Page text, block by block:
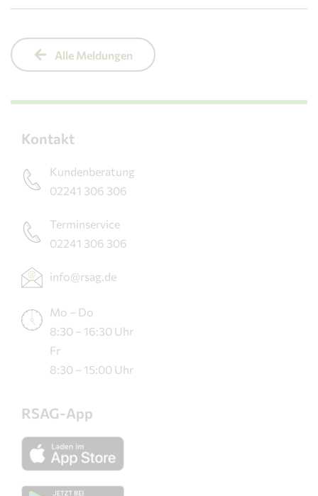
Alle Meldungen
Kontakt
Kundenberatung
02241 306 306
Terminservice
02241 306 306
info@rsag.de
Mo – Do
8:30 – 16:30 Uhr
Fr
8:30 – 15:00 Uhr
RSAG-App